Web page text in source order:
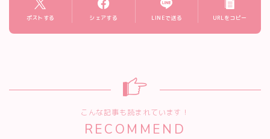
ポストする シェアする LINEで送る URLをコピー
こんな記事も読まれています！
RECOMMEND